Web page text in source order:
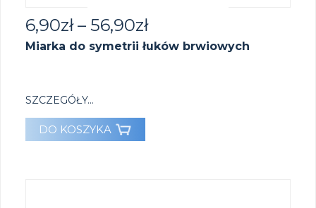
6,90zł– 56,90zł
Miarka do symetrii łuków brwiowych
SZCZEGÓŁY...
DO KOSZYKA